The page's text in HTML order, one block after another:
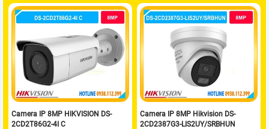
Camera IP 8MP HIKVISION DS-
2CD2T86G2-4I C
Camera IP 8MP Hikvision DS-
2CD2387G3-LIS2UY/SRBHUN